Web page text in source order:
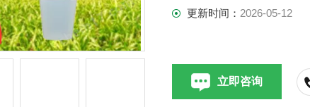
更新时间： 2026-05-12
立即咨询